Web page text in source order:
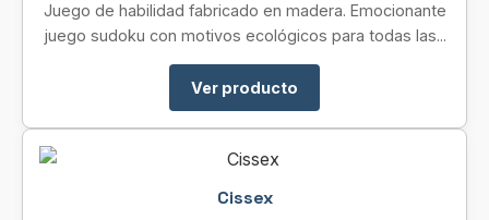
Juego de habilidad fabricado en madera. Emocionante
juego sudoku con motivos ecológicos para todas las...
Ver producto
Cissex